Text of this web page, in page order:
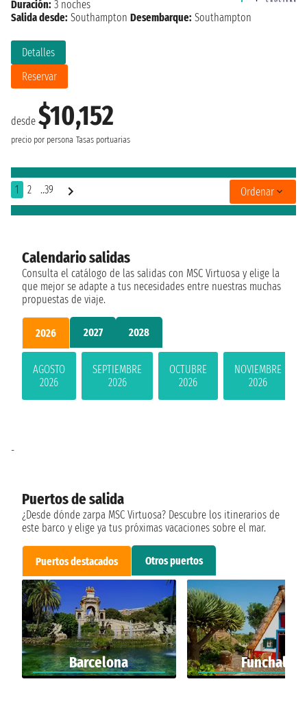
desde $10,152
precio por persona Tasas portuarias
Detalles
Reservar
Duración: 3 noches
Salida desde: Southampton Desembarque: Southampton
1 2 ..39 Ordenar
Calendario salidas
Consulta el catálogo de las salidas con MSC Virtuosa y elige la
que mejor se adapte a tus necesidades entre nuestras muchas
propuestas de viaje.
2026 2027 2028
AGOSTO
2026
SEPTIEMBRE
2026
OCTUBRE
2026
NOVIEMBRE
2026
Puertos de salida
¿Desde dónde zarpa MSC Virtuosa? Descubre los itinerarios de
este barco y elige ya tus próximas vacaciones sobre el mar.
Puertos destacados Otros puertos
Barcelona Funchal
-